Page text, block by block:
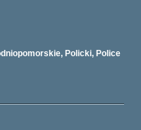
Policki, Police